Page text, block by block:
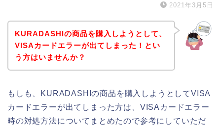
2021年3月5日
KURADASHIの商品を購入しようとして、
VISAカードエラーが出てしまった！とい
う方はいませんか？
もしも、KURADASHIの商品を購入しようとしてVISA
カードエラーが出てしまった方は、VISAカードエラー
時の対処方法についてまとめたので参考にしていただ